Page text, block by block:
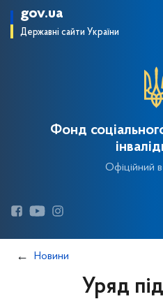
gov.ua
Державні сайти України
Фонд
Офіційний
Новини
Уряд